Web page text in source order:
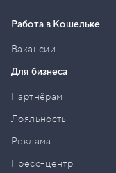
Работа в Кошельке
Вакансии
Для бизнеса
Партнёрам
Лояльность
Реклама
Пресс–центр